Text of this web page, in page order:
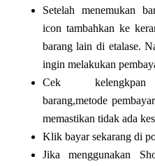
Setelah menemukan
icon tambahkan ke
barang lain di etalase.
ingin melakukan
Cek kelengkpan
barang,metode
memastikan tidak ada
Klik bayar sekarang di
Jika menggunakan